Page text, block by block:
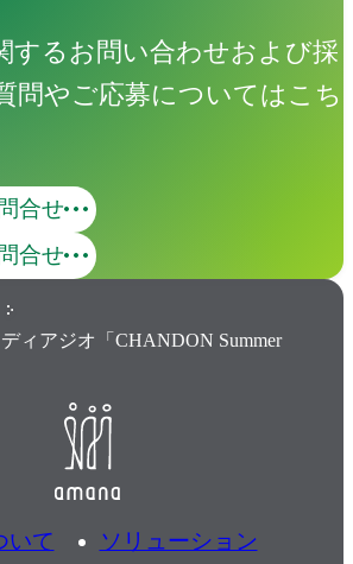
するお問い合わせおよび採
問やご応募についてはこち
合せ
合せ
ィアジオ「CHANDON Summer
いて
ソリューション